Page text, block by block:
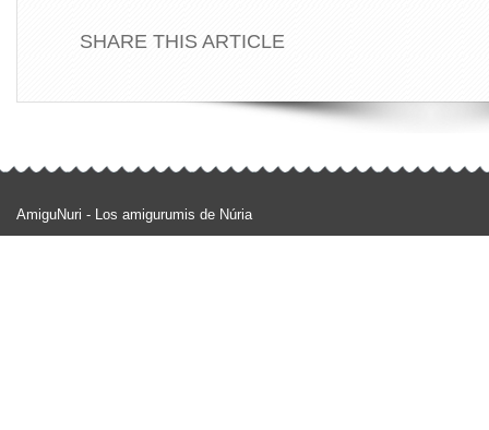
SHARE THIS ARTICLE
AmiguNuri - Los amigurumis de Núria